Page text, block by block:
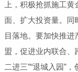
上，积极抢抓施工黄
面、扩大投资量。同
目落地。要加快推
盟，促进业内联合、
二进三”“退城入园”